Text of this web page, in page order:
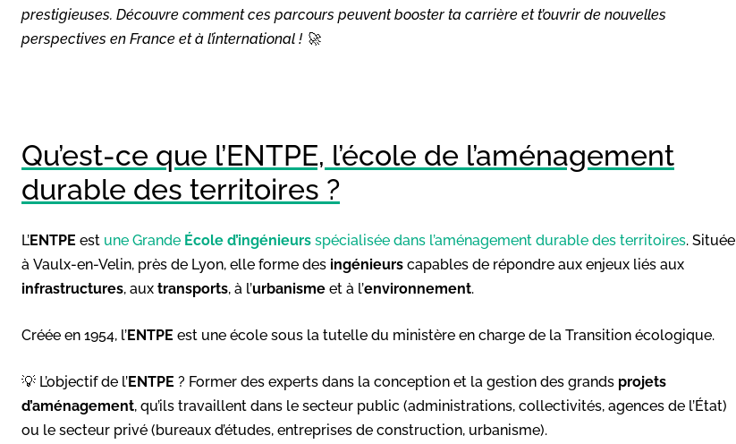
prestigieuses. Découvre comment ces parcours peuvent booster ta carrière et t’ouvrir de nouvelles
perspectives en France et à l’international ! 🚀
Qu’est-ce que l’ENTPE, l’école de l’aménagement
durable des territoires ?
L’ENTPE est une Grande École d’ingénieurs spécialisée dans l’aménagement durable des territoires. Située
à Vaulx-en-Velin, près de Lyon, elle forme des ingénieurs capables de répondre aux enjeux liés aux
infrastructures, aux transports, à l’urbanisme et à l’environnement.
Créée en 1954, l’ENTPE est une école sous la tutelle du ministère en charge de la Transition écologique.
💡 L’objectif de l’ENTPE ? Former des experts dans la conception et la gestion des grands projets
d’aménagement, qu’ils travaillent dans le secteur public (administrations, collectivités, agences de l’État)
ou le secteur privé (bureaux d’études, entreprises de construction, urbanisme).